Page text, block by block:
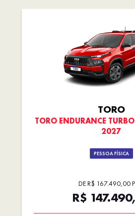
TORO
TORO ENDURANCE
2027
PESSOA FÍSICA
DE R$ 167.490,00
R$